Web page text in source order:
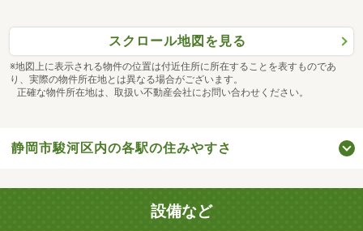
スクロール地図を見る
※地図上に表示される物件の位置は付近住所に所在することを表すものであ
り、実際の物件所在地とは異なる場合がございます。
正確な物件所在地は、取扱い不動産会社にお問い合わせください。
静岡市駿河区内の各駅の住みやすさ
設備など